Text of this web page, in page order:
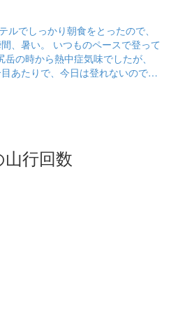
ルでしっかり朝食をとったので、
、暑い。 いつものペースで登って
の時から熱中症気味でしたが、
あたりで、今日は登れないのでは
ぎると思いました。 火口まで何
こけて危険な状態にもなったの
りながら16時半に戻りました。 3
行回数